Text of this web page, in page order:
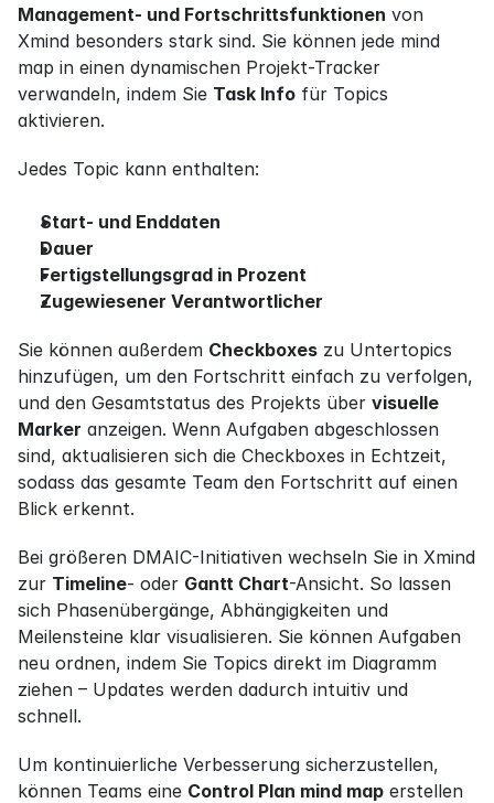
Management- und Fortschrittsfunktionen von
Xmind besonders stark sind. Sie können jede mind
map in einen dynamischen Projekt-Tracker
verwandeln, indem Sie Task Info für Topics
aktivieren.
Jedes Topic kann enthalten:
Start- und Enddaten
Dauer
Fertigstellungsgrad in Prozent
Zugewiesener Verantwortlicher
Sie können außerdem Checkboxes zu Untertopics
hinzufügen, um den Fortschritt einfach zu verfolgen,
und den Gesamtstatus des Projekts über visuelle
Marker anzeigen. Wenn Aufgaben abgeschlossen
sind, aktualisieren sich die Checkboxes in Echtzeit,
sodass das gesamte Team den Fortschritt auf einen
Blick erkennt.
Bei größeren DMAIC-Initiativen wechseln Sie in Xmind
zur Timeline- oder Gantt Chart-Ansicht. So lassen
sich Phasenübergänge, Abhängigkeiten und
Meilensteine klar visualisieren. Sie können Aufgaben
neu ordnen, indem Sie Topics direkt im Diagramm
ziehen – Updates werden dadurch intuitiv und
schnell.
Um kontinuierliche Verbesserung sicherzustellen,
können Teams eine Control Plan mind map erstellen